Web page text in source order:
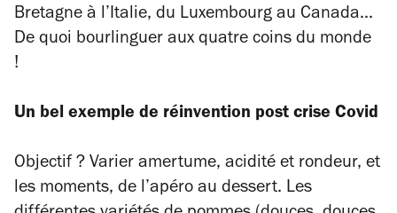
Bretagne à l’Italie, du Luxembourg au Canada...
De quoi bourlinguer aux quatre coins du monde
!
Un bel exemple de réinvention post crise Covid
Objectif ? Varier amertume, acidité et rondeur, et
les moments, de l’apéro au dessert. Les